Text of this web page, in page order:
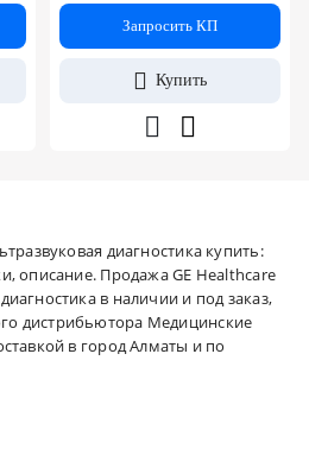
Запросить КП
Купить
диагностика купить:
описание. Продажа GE Healthcare
в наличии и под заказ,
дистрибьютора Медицинские
в город Алматы и по